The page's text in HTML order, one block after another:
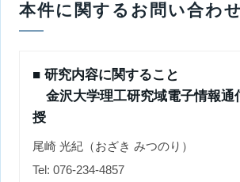
本件に関するお問い合わ
■ 研究内容に関すること
金沢大学理工研究域電子情報
授
尾崎 光紀（おざき みつのり）
Tel: 076-234-4857